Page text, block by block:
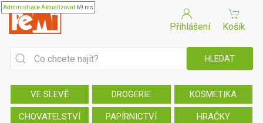
AdministraceAktualizovat 69 ms
Přihlášení Košík
VE SLEVĚ DROGERIE KOSMETIKA
CHOVATELSTVÍ PAPÍRNICTVÍ HRAČKY